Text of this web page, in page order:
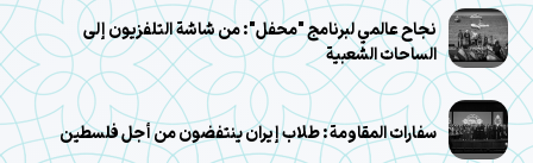
نجاح عالمي لبرنامج "محفل": من شاشة التلفزيون إلى
الساحات الشعبية
سفارات المقاومة: طلاب إيران ينتفضون من أجل فلسطين